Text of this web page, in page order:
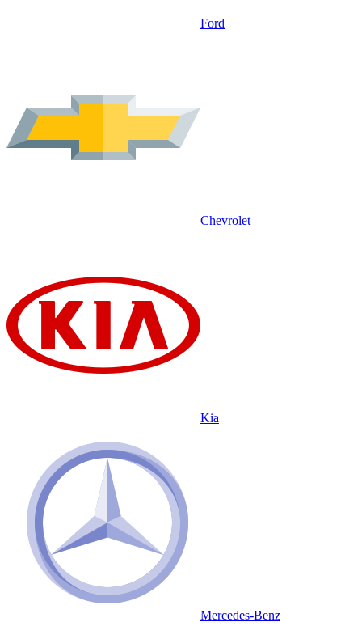
Ford
Chevrolet
Kia
Mercedes-Benz